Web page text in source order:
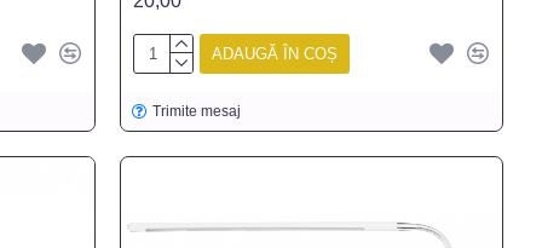
ADAUGĂ ÎN COȘ
Trimite mesaj